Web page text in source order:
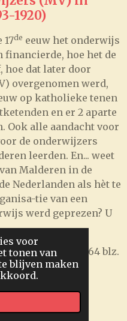
voor
tonen van
blijven maken
1920)
17de eeuw het onderwijs
hoe het de
hoe dat later door
overgenomen werd,
op katholieke tenen
en er 2 aparte
Ook alle aandacht voor
de onderwijzers
leerden. En... weet
Malderen in de
Nederlanden als hèt te
tie van een
werd geprezen? U
– 164 blz.